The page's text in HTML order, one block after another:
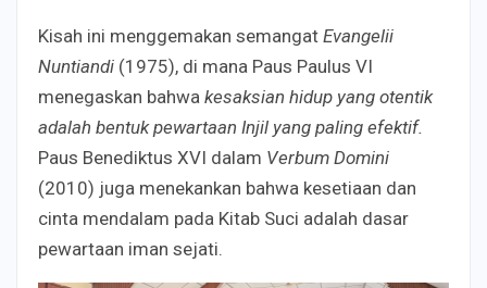
Kisah ini menggemakan semangat Evangelii
Nuntiandi (1975), di mana Paus Paulus VI
menegaskan bahwa kesaksian hidup yang otentik
adalah bentuk pewartaan Injil yang paling efektif.
Paus Benediktus XVI dalam Verbum Domini
(2010) juga menekankan bahwa kesetiaan dan
cinta mendalam pada Kitab Suci adalah dasar
pewartaan iman sejati.